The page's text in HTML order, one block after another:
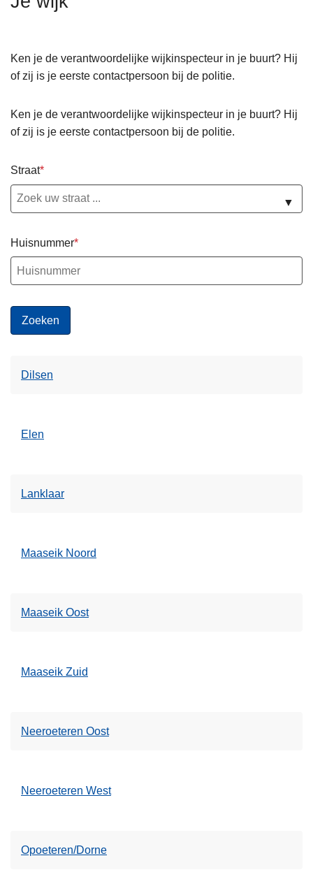
Ken je de verantwoordelijke wijkinspecteur in je buurt? Hij
of zij is je eerste contactpersoon bij de politie.
Ken je de verantwoordelijke wijkinspecteur in je buurt? Hij
of zij is je eerste contactpersoon bij de politie.
Straat
▼
Huisnummer
Dilsen
Elen
Lanklaar
Maaseik Noord
Maaseik Oost
Maaseik Zuid
Neeroeteren Oost
Neeroeteren West
Opoeteren/Dorne